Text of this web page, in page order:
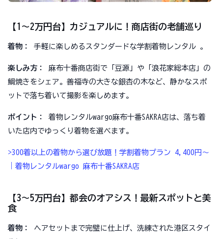
【1〜2万円台】カジュアルに！商店街の老舗巡り
着物： 手軽に楽しめるスタンダードな学割着物レンタル 。
楽しみ方：
麻布十番商店街で「豆源」や「浪花家総本店」の
鯛焼きをシェア。善福寺の大きな銀杏の木など、静かなスポ
ットで落ち着いて撮影を楽しめます。
ポイント：
着物レンタルwargo麻布十番SAKRA店は、落ち着
いた店内でゆっくり着物を選べます。
>300着以上の着物から選び放題！学割着物プラン 4,400円～
｜着物レンタルwargo 麻布十番SAKRA店
【3〜5万円台】都会のオアシス！最新スポットと美
食
着物：
ヘアセットまで完璧に仕上げ、洗練された港区スタイ